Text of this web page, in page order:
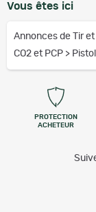
Vous êtes ici
Annonces de Tir
CO2 et PCP >
PROTECTION
ACHETEUR